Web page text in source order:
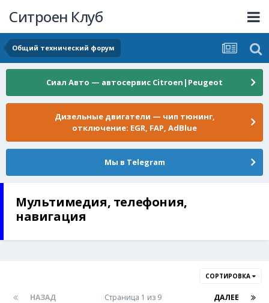
Ситроен Клуб
Общий технический форум
Сиал Авто — автосервис Citroen|Peugeot
Дизельные двигатели — чип тюнинг,
отключение: EGR, FAP, AdBlue
Мы в Telegram
Мультимедия, телефония,
навигация
СОРТИРОВКА
НАЗАД ДАЛЕЕ
Страница 1 из 9